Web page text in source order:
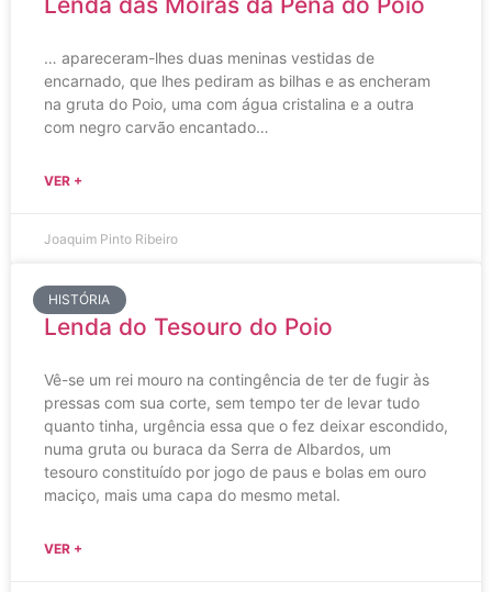
… apareceram-lhes duas meninas vestidas de
encarnado, que lhes pediram as bilhas e as encheram
na gruta do Poio, uma com água cristalina e a outra
com negro carvão encantado…
VER +
Joaquim Pinto Ribeiro
HISTÓRIA
Lenda do Tesouro do Poio
Vê-se um rei mouro na contingência de ter de fugir às
pressas com sua corte, sem tempo ter de levar tudo
quanto tinha, urgência essa que o fez deixar escondido,
numa gruta ou buraca da Serra de Albardos, um
tesouro constituído por jogo de paus e bolas em ouro
maciço, mais uma capa do mesmo metal.
VER +